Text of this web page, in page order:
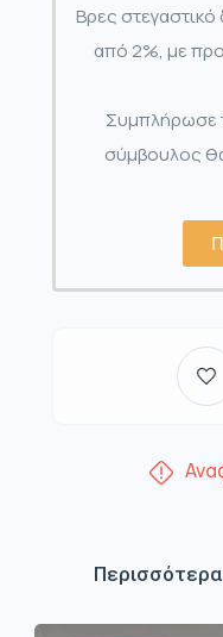
Βρες
από 2%, με
Συμπλήρωσε
σύμβουλος